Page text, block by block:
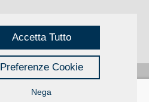
Accetta Tutto
Preferenze Cookie
Nega